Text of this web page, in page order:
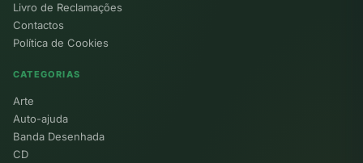
Livro de Reclamações
Contactos
Política de Cookies
CATEGORIAS
Arte
Auto-ajuda
Banda Desenhada
CD